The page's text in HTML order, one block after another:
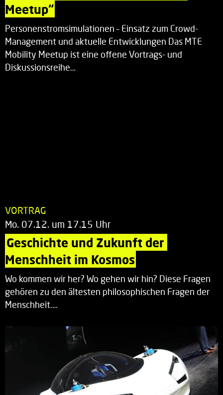
Meetup“
Personenstromsimulationen – Einsatz zum Crowd-
Management und aktuelle Entwicklungen Das MTE
Mobility Meetup ist eine offene Vortrags- und
Diskussionsreihe…
VORTRAG
Mo. 07.12. um 17.15 Uhr
Geschichte und Zukunft der
Menschheit im Kosmos
Wo kommen wir her? Wo gehen wir hin? Diese Fragen
gehören zu den ältesten philosophischen Fragen der
Menschheit.…